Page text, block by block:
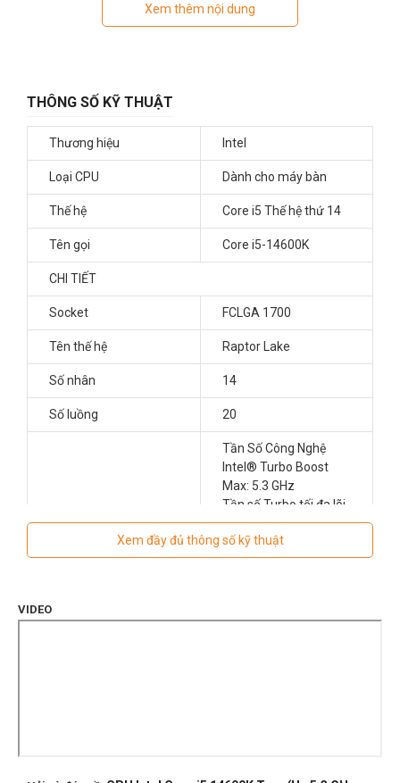
Xem thêm nội dung
THÔNG SỐ KỸ THUẬT
Thương hiệu Intel
Loại CPU Dành cho máy bàn
Thế hệ Core i5 Thế hệ thứ 14
Tên gọi Core i5-14600K
CHI TIẾT
Socket FCLGA 1700
Tên thế hệ Raptor Lake
Số nhân 14
Số luồng 20
Tốc độ cơ bản
Tần Số Công Nghệ
Intel® Turbo Boost
Max: 5.3 GHz
Tần số Turbo tối đa lõi
hiệu suất: 4.0 GHz
Tần số cơ bản lõi hiệu
suất: 3.5 GHz
Xem đầy đủ thông số kỹ thuật
VIDEO